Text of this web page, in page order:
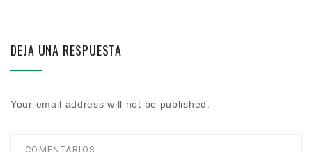
DEJA UNA RESPUESTA
Your email address will not be published.